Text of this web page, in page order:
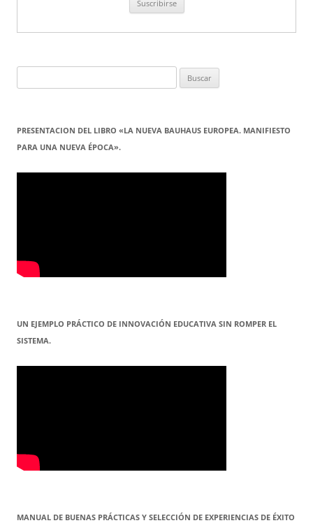
PRESENTACION DEL LIBRO «LA NUEVA BAUHAUS EUROPEA. MANIFIESTO
PARA UNA NUEVA ÉPOCA».
UN EJEMPLO PRÁCTICO DE INNOVACIÓN EDUCATIVA SIN ROMPER EL
SISTEMA.
MANUAL DE BUENAS PRÁCTICAS Y SELECCIÓN DE EXPERIENCIAS DE ÉXITO